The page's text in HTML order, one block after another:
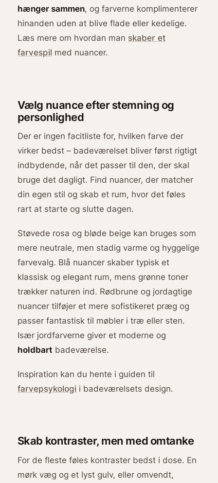
hænger sammen, og farverne komplimenterer
hinanden uden at blive flade eller kedelige.
Læs mere om hvordan man skaber et
farvespil med nuancer.
Vælg nuance efter stemning og
personlighed
Der er ingen facitliste for, hvilken farve der
virker bedst – badeværelset bliver først rigtigt
indbydende, når det passer til den, der skal
bruge det dagligt. Find nuancer, der matcher
din egen stil og skab et rum, hvor det føles
rart at starte og slutte dagen.
Støvede rosa og bløde beige kan bruges som
mere neutrale, men stadig varme og hyggelige
farvevalg. Blå nuancer skaber typisk et
klassisk og elegant rum, mens grønne toner
trækker naturen ind. Rødbrune og jordagtige
nuancer tilføjer et mere sofistikeret præg og
passer fantastisk til møbler i træ eller sten.
Især jordfarverne giver et moderne og
holdbart badeværelse.
Inspiration kan du hente i guiden til
farvepsykologii badeværelsets design.
Skab kontraster, men med omtanke
For de fleste føles kontraster bedst i dose. En
mørk væg og et lyst gulv, eller omvendt,